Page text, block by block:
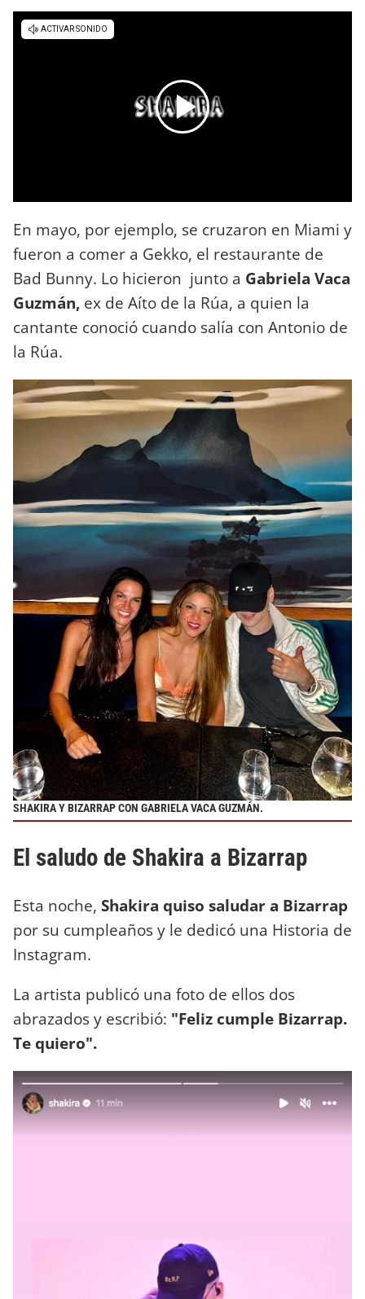
En mayo, por ejemplo, se cruzaron en Miami y
fueron a comer a Gekko, el restaurante de
Bad Bunny. Lo hicieron junto a Gabriela Vaca
Guzmán, ex de Aíto de la Rúa, a quien la
cantante conoció cuando salía con Antonio de
la Rúa.
SHAKIRA Y BIZARRAP CON GABRIELA VACA GUZMÁN.
El saludo de Shakira a Bizarrap
Esta noche, Shakira quiso saludar a Bizarrap
por su cumpleaños y le dedicó una Historia de
Instagram.
La artista publicó una foto de ellos dos
abrazados y escribió: "Feliz cumple Bizarrap.
Te quiero".